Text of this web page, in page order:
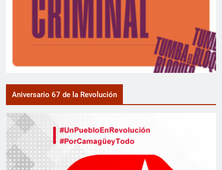
Aniversario 67 de la Revolución